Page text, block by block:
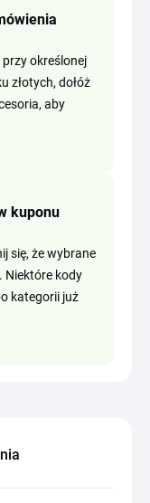
określonej
złotych, dołóż
aby
kuponu
się, że wybrane
Niektóre kody
kategorii już